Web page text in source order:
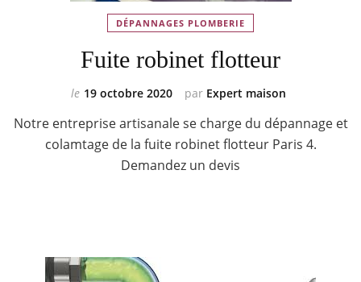
DÉPANNAGES PLOMBERIE
Fuite robinet flotteur
par Expert maison
le 19 octobre 2020
Notre entreprise artisanale se charge du dépannage et
colamtage de la fuite robinet flotteur Paris 4.
Demandez un devis